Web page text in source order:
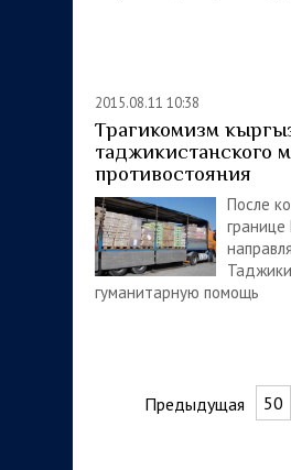
2015.08.11 10:38
Трагикомизм
таджикистанского
противостояния
После
гуманитарную помощь
Предыдущая 50